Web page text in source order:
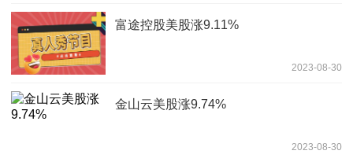
富途控股美股涨9.11%
2023-08-30
金山云美股涨9.74%
2023-08-30